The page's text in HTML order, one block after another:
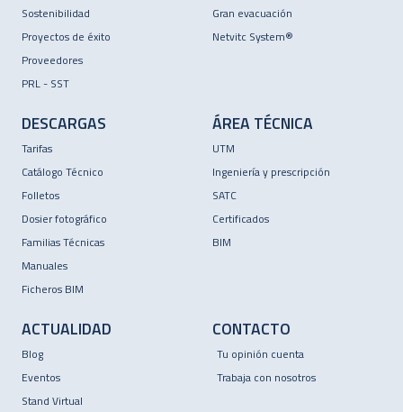
Sostenibilidad
Proyectos de éxito
Proveedores
PRL - SST
Gran evacuación
Netvitc System®
DESCARGAS
Tarifas
Catálogo Técnico
Folletos
Dosier fotográfico
Familias Técnicas
Manuales
Ficheros BIM
ÁREA TÉCNICA
UTM
Ingeniería y prescripción
SATC
Certificados
BIM
ACTUALIDAD
Blog
Eventos
Stand Virtual
CONTACTO
Tu opinión cuenta
Trabaja con nosotros